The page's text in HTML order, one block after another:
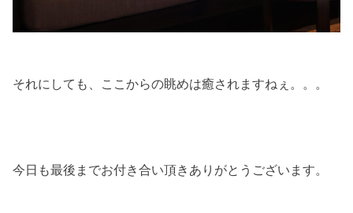
それにしても、ここからの眺めは癒されますねぇ。。。
今日も最後までお付き合い頂きありがとうございます。